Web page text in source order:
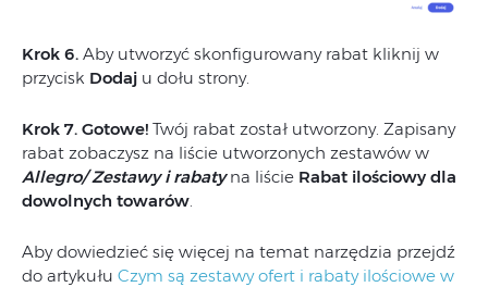
Krok 6. Aby utworzyć skonfigurowany rabat kliknij w
przycisk Dodaj u dołu strony.
Krok 7. Gotowe! Twój rabat został utworzony. Zapisany
rabat zobaczysz na liście utworzonych zestawów w
Allegro/ Zestawy i rabatyna liście Rabat ilościowy dla
dowolnych towarów
Aby dowiedzieć się więcej na temat narzędzia przejdź
do artykułu Czym są zestawy ofert i rabaty ilościowe w